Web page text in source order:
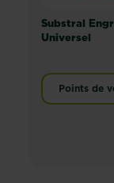
Substral
Universel
Points de